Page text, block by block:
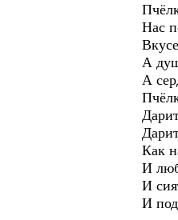
Нас
А
А
Как
И
И
И